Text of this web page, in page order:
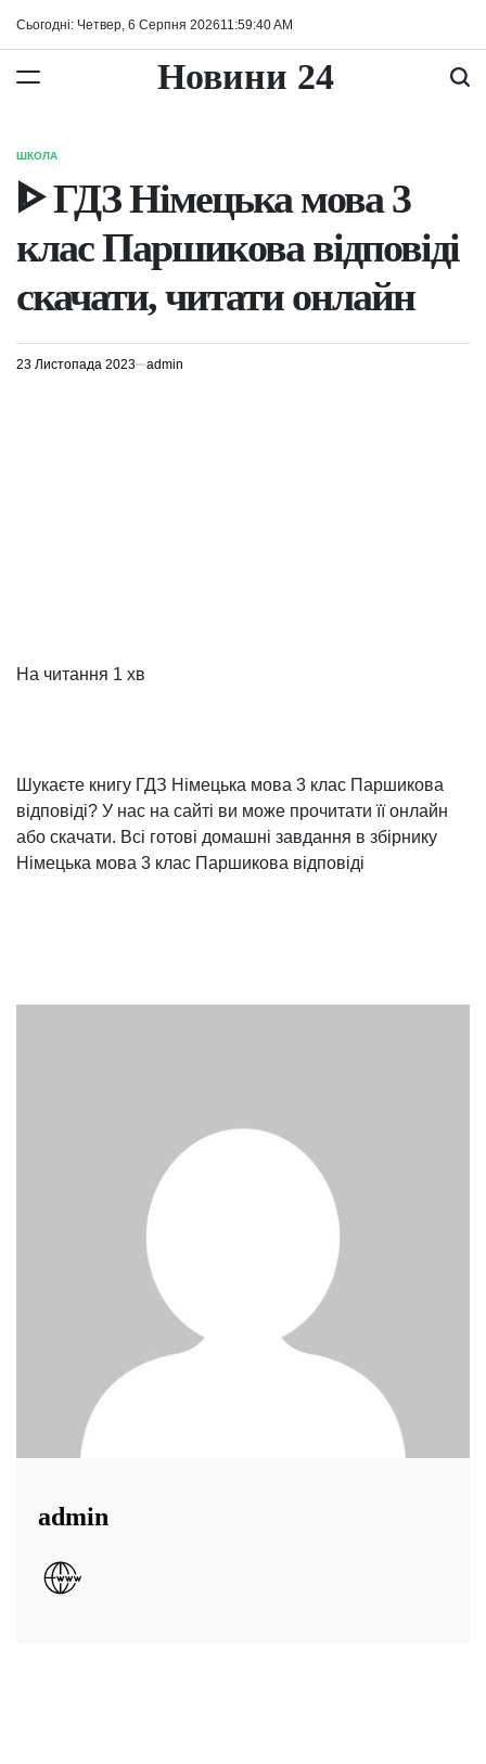
Сьогодні: Четвер, 6 Серпня 202611 :59:40AM
Новини 24
ОПУБЛІКУВАТИ
У
ШКОЛА
ᐈ ГДЗ Німецька мова 3
клас Паршикова відповіді
скачати, читати онлайн
23 Листопада 2023 admin
На читання 1 хв
Шукаєте книгу ГДЗ Німецька мова 3 клас Паршикова
відповіді? У нас на сайті ви може прочитати її онлайн
або скачати. Всі готові домашні завдання в збірнику
Німецька мова 3 клас Паршикова відповіді
admin